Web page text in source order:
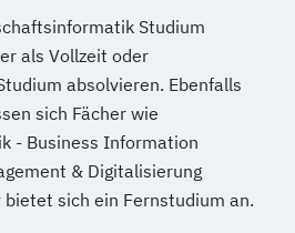
Studium
als Vollzeit oder
absolvieren. Ebenfalls
sich Fächer wie
- Business Information
& Digitalisierung
sich ein Fernstudium an.